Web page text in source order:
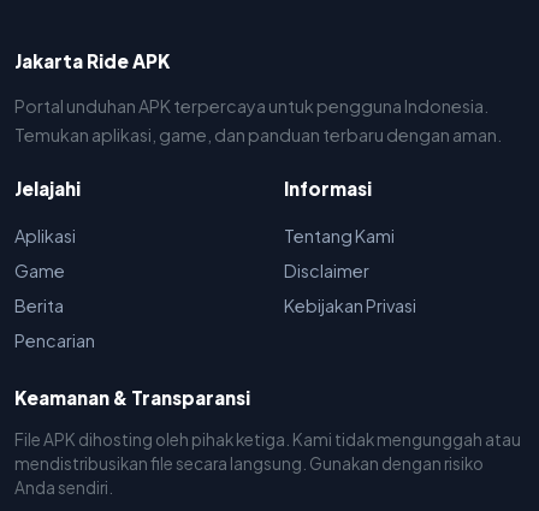
Jakarta Ride APK
Portal unduhan APK terpercaya untuk pengguna Indonesia.
Temukan aplikasi, game, dan panduan terbaru dengan aman.
Jelajahi
Aplikasi
Game
Berita
Pencarian
Informasi
Tentang Kami
Disclaimer
Kebijakan Privasi
Keamanan & Transparansi
File APK dihosting oleh pihak ketiga. Kami tidak mengunggah atau
mendistribusikan file secara langsung. Gunakan dengan risiko
Anda sendiri.